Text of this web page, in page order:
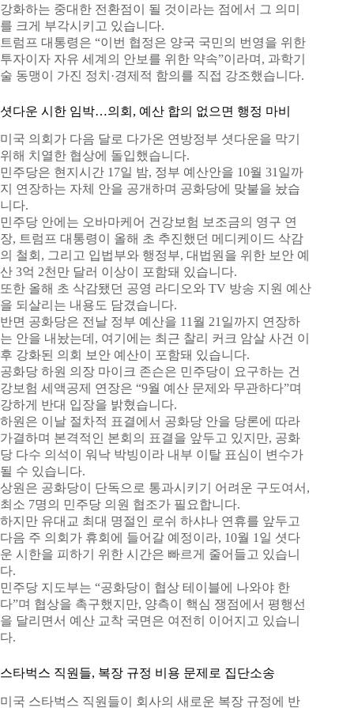
강화하는 중대한 전환점이 될 것이라는 점에서 그 의미
를 크게 부각시키고 있습니다.
트럼프 대통령은 “이번 협정은 양국 국민의 번영을 위한
투자이자 자유 세계의 안보를 위한 약속”이라며, 과학기
술 동맹이 가진 정치·경제적 함의를 직접 강조했습니다.
셧다운 시한 임박…의회, 예산 합의 없으면 행정 마비
미국 의회가 다음 달로 다가온 연방정부 셧다운을 막기
위해 치열한 협상에 돌입했습니다.
민주당은 현지시간 17일 밤, 정부 예산안을 10월 31일까
지 연장하는 자체 안을 공개하며 공화당에 맞불을 놨습
니다.
민주당 안에는 오바마케어 건강보험 보조금의 영구 연
장, 트럼프 대통령이 올해 초 추진했던 메디케이드 삭감
의 철회, 그리고 입법부와 행정부, 대법원을 위한 보안 예
산 3억 2천만 달러 이상이 포함돼 있습니다.
또한 올해 초 삭감됐던 공영 라디오와 TV 방송 지원 예산
을 되살리는 내용도 담겼습니다.
반면 공화당은 전날 정부 예산을 11월 21일까지 연장하
는 안을 내놨는데, 여기에는 최근 찰리 커크 암살 사건 이
후 강화된 의회 보안 예산이 포함돼 있습니다.
공화당 하원 의장 마이크 존슨은 민주당이 요구하는 건
강보험 세액공제 연장은 “9월 예산 문제와 무관하다”며
강하게 반대 입장을 밝혔습니다.
하원은 이날 절차적 표결에서 공화당 안을 당론에 따라
가결하며 본격적인 본회의 표결을 앞두고 있지만, 공화
당 다수 의석이 워낙 박빙이라 내부 이탈 표심이 변수가
될 수 있습니다.
상원은 공화당이 단독으로 통과시키기 어려운 구도여서,
최소 7명의 민주당 의원 협조가 필요합니다.
하지만 유대교 최대 명절인 로쉬 하샤나 연휴를 앞두고
다음 주 의회가 휴회에 들어갈 예정이라, 10월 1일 셧다
운 시한을 피하기 위한 시간은 빠르게 줄어들고 있습니
다.
민주당 지도부는 “공화당이 협상 테이블에 나와야 한
다”며 협상을 촉구했지만, 양측이 핵심 쟁점에서 평행선
을 달리면서 예산 교착 국면은 여전히 이어지고 있습니
다.
스타벅스 직원들, 복장 규정 비용 문제로 집단소송
미국 스타벅스 직원들이 회사의 새로운 복장 규정에 반